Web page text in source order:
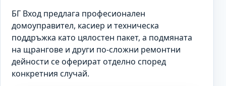
БГ Вход предлага професионален
домоуправител, касиер и техническа
поддръжка като цялостен пакет, а подмяната
на щрангове и други по-сложни ремонтни
дейности се оферират отделно според
конкретния случай.